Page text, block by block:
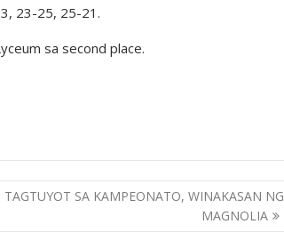
23-25, 25-21.
sa second place.
TAGTUYOT SA KAMPEONATO, WINAKASAN NG
MAGNOLIA